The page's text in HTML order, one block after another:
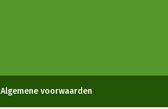
Algemene voorwaarden